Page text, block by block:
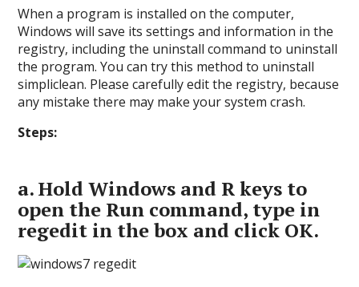
When a program is installed on the computer,
Windows will save its settings and information in the
registry, including the uninstall command to uninstall
the program. You can try this method to uninstall
simpliclean. Please carefully edit the registry, because
any mistake there may make your system crash.
Steps:
a.HoldWindows and Rkeys to
open the Run command, type in
regedit in the box and click OK.